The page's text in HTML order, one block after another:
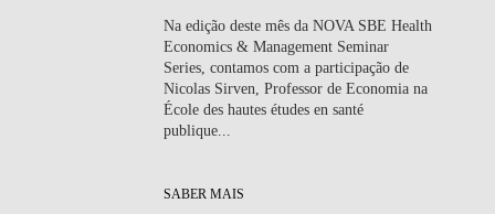
Na edição deste mês da NOVA SBE Health
Economics & Management Seminar
Series, contamos com a participação de
Nicolas Sirven , Professor de Economia na
École des hautes études en santé
publique...
SABER MAIS